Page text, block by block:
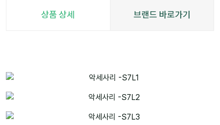
상품 상세 브랜드 바로가기